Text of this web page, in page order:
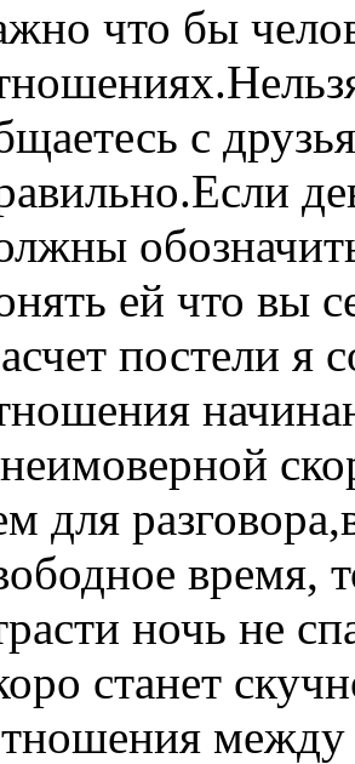
что бы
с
ей что вы
постели я
для
время,
ночь не
станет
между